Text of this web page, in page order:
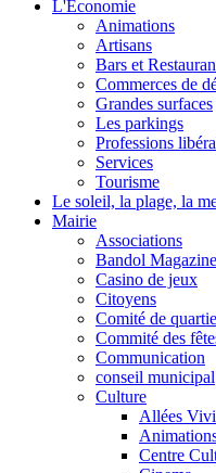
L'Economie
Animations
Artisans
Bars et
Commerces de
Grandes surfaces
Les parkings
Professions
Services
Tourisme
Le soleil, la plage, la
Mairie
Associations
Bandol Magazine
Casino de jeux
Citoyens
Comité de
Commité des
Communication
conseil municipal
Culture
Allées
Centre